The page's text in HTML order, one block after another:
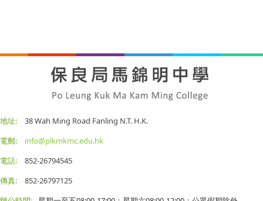
地址:
38 Wah Ming Road Fanling N.T. H.K.
電郵:
info@plkmkmc.edu.hk
電話:
852-26794545
傳真:
852-26797125